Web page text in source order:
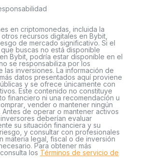
en criptomonedas, incluida la
recursos digitales en Bybit,
de mercado significativo. Si el
buscas no está disponible
Bybit, podría estar disponible en el
se responsabiliza por los
las inversiones. La información de
datos presentados aquí proviene
y se ofrece únicamente con
Este contenido no constituye
financiero ni una recomendación u
vender o mantener ningún
Antes de operar o mantener activos
deberían evaluar
su situación financiera y su
y consultar con profesionales
materia legal, fiscal o de inversión
Para obtener más
los Términos de servicio de